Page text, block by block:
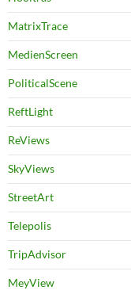
MatrixTrace
MedienScreen
PoliticalScene
ReftLight
ReViews
SkyViews
StreetArt
Telepolis
TripAdvisor
MeyView